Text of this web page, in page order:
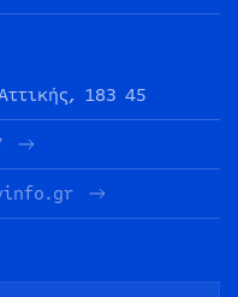
183 45